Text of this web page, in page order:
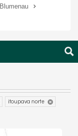
Blumenau
itoupava norte